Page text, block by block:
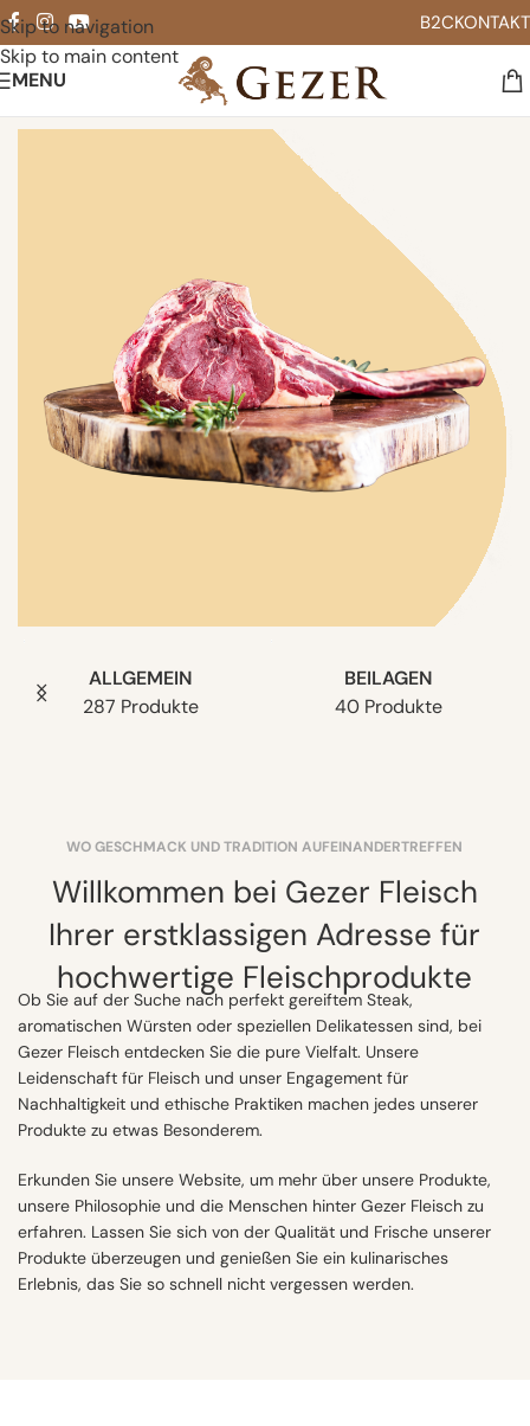
Skip to navigation
Skip to main content
B2CKONTAKT
MENU
FÜR UNSERE
WIEDERVERKÄUFER
ALLGEMEIN
287 Produkte
BEILAGEN
40 Produkte
WO GESCHMACK UND TRADITION AUF­EIN­ANDER­TREF­FEN
Willkommen bei Gezer Fleisch
Ihrer erstklassigen Adresse für
hochwertige Fleischprodukte
Ob Sie auf der Suche nach perfekt gereiftem Steak,
aromatischen Würsten oder speziellen Delikatessen sind, bei
Gezer Fleisch entdecken Sie die pure Vielfalt. Unsere
Leidenschaft für Fleisch und unser Engagement für
Nachhaltigkeit und ethische Praktiken machen jedes unserer
Produkte zu etwas Besonderem.
Erkunden Sie unsere Website, um mehr über unsere Produkte,
unsere Philosophie und die Menschen hinter Gezer Fleisch zu
erfahren. Lassen Sie sich von der Qualität und Frische unserer
Produkte überzeugen und genießen Sie ein kulinarisches
Erlebnis, das Sie so schnell nicht vergessen werden.